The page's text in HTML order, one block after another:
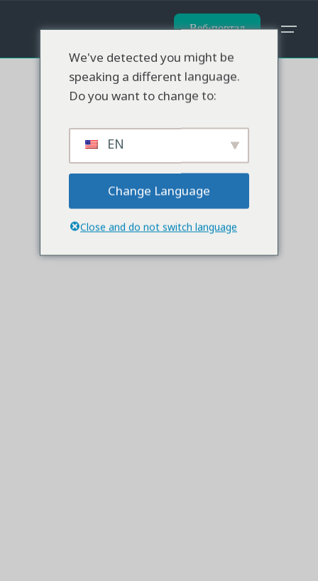
Веб-портал
We've detected you might be
speaking a different language.
Do you want to change to:
EN
Change Language
Close and do not switch language